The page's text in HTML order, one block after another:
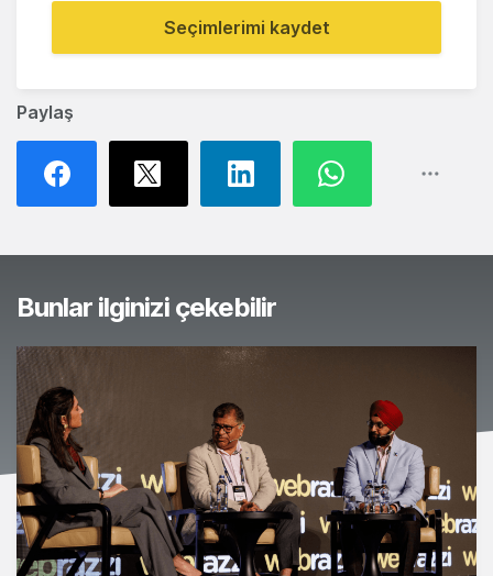
Paylaş
Seçimlerimi kaydet
Bunlar ilginizi çekebilir